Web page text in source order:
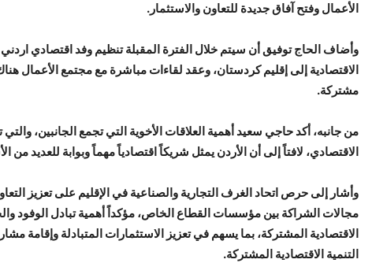
الأعمال وفتح آفاق جديدة للتعاون والاستثمار.
وأضاف الحاج توفيق أن سيتم خلال الفترة المقبلة تنظيم وفد اقتصادي
الاقتصادية إلى إقليم كردستان، وعقد لقاءات مباشرة مع مجتمع الأعمال
مشتركة.
من جانبه، أكد حاجي سعيد أهمية العلاقات الأخوية التي تجمع الجانبين،
الاقتصادي، لافتاً إلى أن الأردن يمثل شريكاً اقتصادياً مهماً وبوابة للعديد من
وأشار إلى حرص اتحاد الغرف التجارية والصناعية في الإقليم على تعزيز
مجالات الشراكة بين مؤسسات القطاع الخاص، مؤكداً أهمية تبادل الوفود
الاقتصادية المشتركة، بما يسهم في تعزيز الاستثمارات المتبادلة وإقامة
التنمية الاقتصادية المشتركة.